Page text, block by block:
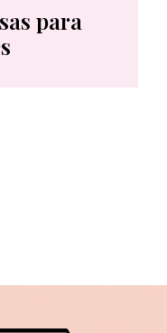
para